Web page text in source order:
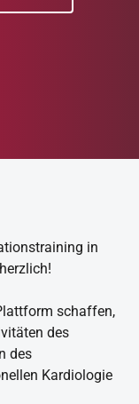
in
schaffen,
des
des
Kardiologie